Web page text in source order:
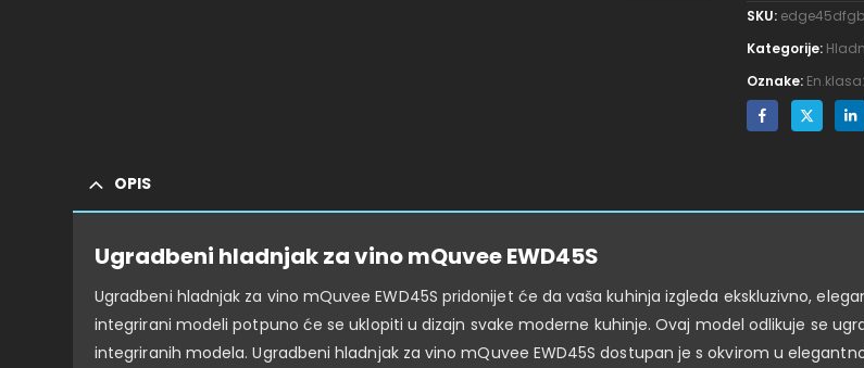
SKU:
Kategorije:
Oznake:
OPIS
Ugradbeni hladnjak za vino mQuvee EWD45S
Ugradbeni hladnjak za vino mQuvee EWD45S pridonijet će da vaša kuhinja izgleda ekskluzivno,
integrirani modeli potpuno će se uklopiti u dizajn svake moderne kuhinje. Ovaj model odlikuje se
integriranih modela. Ugradbeni hladnjak za vino mQuvee EWD45S dostupan je s okvirom u